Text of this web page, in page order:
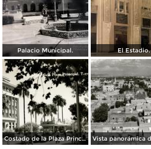
Palacio Municipal. El Estadio.
Costado de la Plaza Principal